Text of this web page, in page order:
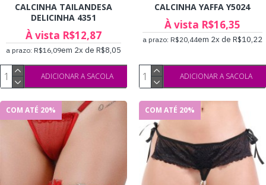
CALCINHA TAILANDESA
DELICINHA 4351
À vista R$12,87
a prazo: R$16,09em 2x de R$8,05
ADICIONAR A SACOLA
CALCINHA YAFFA Y5024
À vista R$16,35
a prazo: R$20,44em 2x de R$10,22
ADICIONAR A SACOLA
COM ATÉ 20% COM ATÉ 20%